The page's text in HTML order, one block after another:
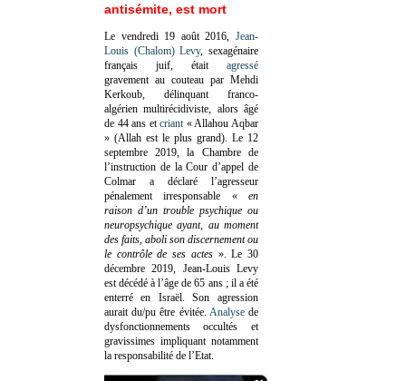
antisémite, est mort
Le vendredi 19 août 2016, Jean-
Louis (Chalom) Levy, sexagénaire
français juif, était agressé
gravement au couteau par Mehdi
Kerkoub, délinquant franco-
algérien multirécidiviste, alors âgé
de 44 ans etcriant « Allahou Aqbar
» (Allah est le plus grand). Le 12
septembre 2019, la Chambre de
l’instruction de la Cour d’appel de
Colmar a déclaré l’agresseur
pénalement irresponsable «en
raison d’un trouble psychique ou
neuropsychique ayant, au moment
des faits, aboli son discernement ou
le contrôle de ses actes». Le 30
décembre 2019, Jean-Louis Levy
est décédé à l’âge de 65 ans ; il a été
enterré en Israël. Son agression
aurait du/pu être évitée. Analysede
dysfonctionnements occultés et
gravissimes impliquant notamment
la responsabilité de l’Etat.